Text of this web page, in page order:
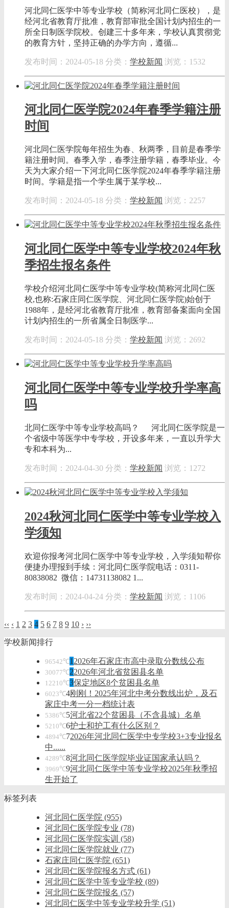
河北同仁医学中等专业学校（简称河北同仁医校），是
经河北省教育厅批准，教育部审批全国计划内招生的一
所全日制医学院校。创建三十多年来，学校认真贯彻党
的教育方针，坚持正确的办学方向，遵循...
发布时间：2024-05-18 分类： 学校新闻 浏览：1532
河北同仁医学院2024年春季学籍注册
时间
河北同仁医学院每年招生为春、秋两季，目前是春季学
籍注册时间。春季入学，春季注册学籍，春季毕业。今
天为大家介绍一下河北同仁医学院2024年春季学籍注册
时间。学籍是指一个学生属于某学校...
发布时间：2024-05-18 分类： 学校新闻 浏览：2257
河北同仁医学中等专业学校2024年秋
季招生报名条件
学校介绍河北同仁医学中等专业学校(简称河北同仁医
校,也称:石家庄同仁医学院、河北同仁医学院)始创于
1988年，是经河北省教育厅批准，教育部备案面向全国
计划内招生的一所省属全日制医学...
发布时间：2024-05-18 分类： 学校新闻 浏览：2692
河北同仁医学中等专业学校升学率高
吗
北同仁医学中等专业学校高吗？ 河北同仁医学院是一
个省级中等医学中专学校，开设多年来，一直以升学大
专和本科为...
发布时间：2024-04-30 分类： 学校新闻 浏览：1272
2024秋河北同仁医学中等专业学校入
学须知
欢迎你报考河北同仁医学中等专业学校，入学须知帮你
便捷办理报到手续：河北同仁医学院电话：0311-
80838082 微信：14731138082 1...
发布时间：2024-04-24 分类： 学校新闻 浏览：1106
‹‹ ‹ 1 2 3 4 5 6 7 8 9 10 › ››
学校新闻排行
96542℃1 2026年石家庄市高中录取分数线公布
30077℃22026年河北省贫困县名单
12210℃3保定地区8个贫困县名单
6023℃4刚刚！2025年河北中考分数线出炉，及石
家庄中考一分一档统计表
5386℃5河北省22个贫困县（不含县城）名单
5210℃6护士和护工有什么区别？
4894℃72026年河北同仁医学中专学校3+3专业报名
中......
4289℃8河北同仁医学院毕业证国家承认吗？
3969℃9河北同仁医学中等专业学校2025年秋季招
生开始了
标签列表
河北同仁医学院 (955)
河北同仁医学院专业 (78)
河北同仁医学院实训 (58)
河北同仁医学院就业 (77)
石家庄同仁医学院 (651)
河北同仁医学院报名方式 (61)
河北同仁医学中等专业学校 (89)
河北同仁医学院报名 (57)
河北同仁医学中等专业学校升学 (51)